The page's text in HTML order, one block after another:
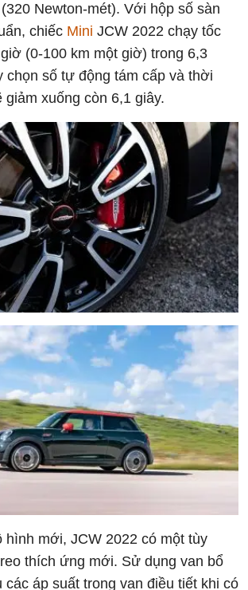
Newton-mét). Với hộp số sàn
chiếc Mini JCW 2022 chạy tốc
(0-100 km một giờ) trong 6,3
chọn số tự động tám cấp và thời
giảm xuống còn 6,1 giây.
mới, JCW 2022 có một tùy
thích ứng mới. Sử dụng van bổ
các áp suất trong van điều tiết khi có